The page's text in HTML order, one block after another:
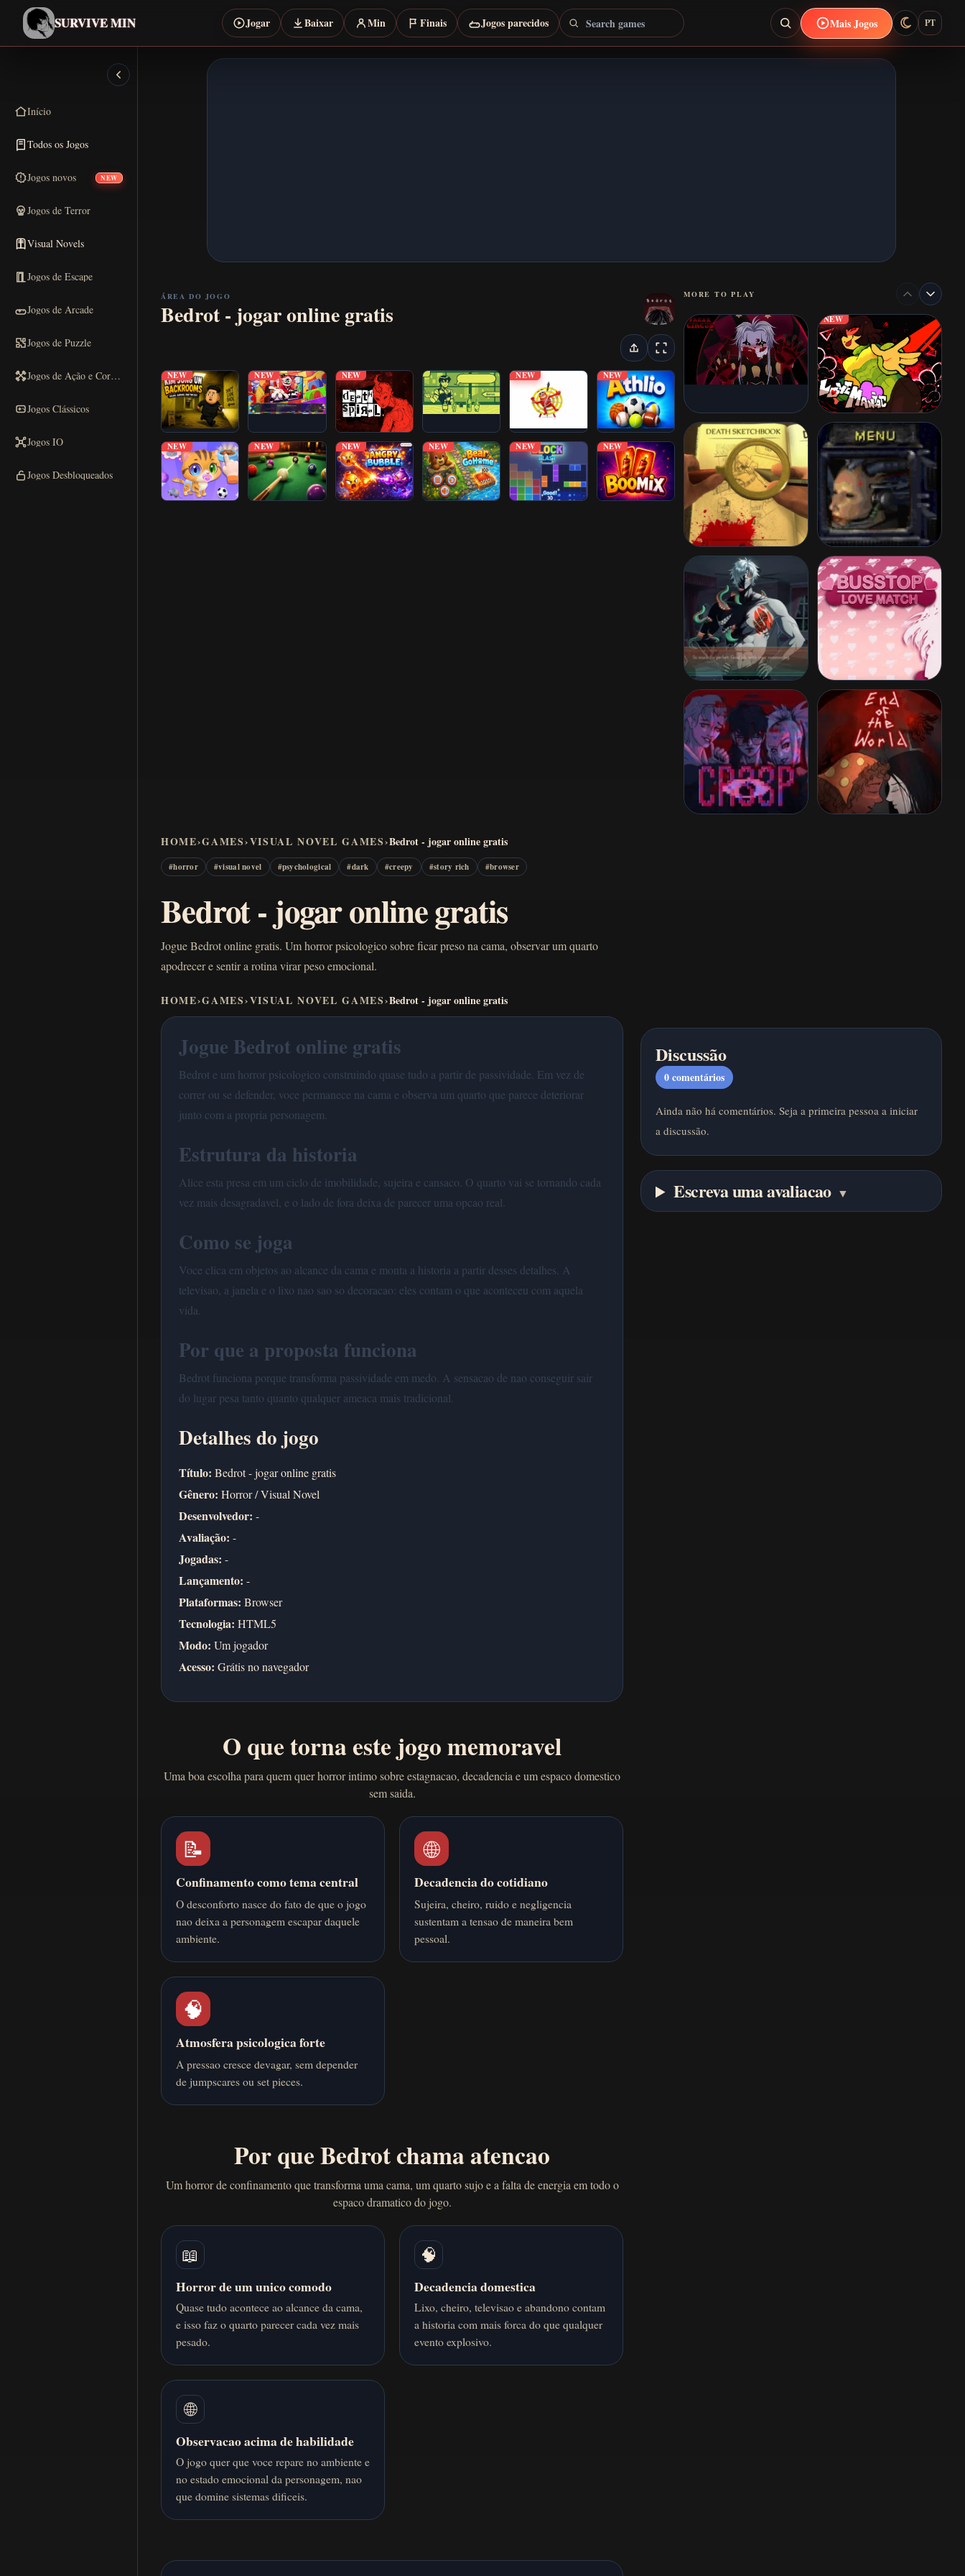
SURVIVE MIN Jogar Baixar Min Finais Jogos parecidos Search games Mais Jogos PT
Início
Todos os Jogos
Jogos novos NEW
Jogos de Terror
Visual Novels
Jogos de Escape
Jogos de Arcade
Jogos de Puzzle
Jogos de Ação e Corrida
Jogos Clássicos
Jogos IO
Jogos Desbloqueados
ÁREA DO JOGO
Bedrot - jogar online gratis
NEW NEW NEW NEW NEW
NEW NEW NEW NEW NEW NEW
MORE TO PLAY
NEW
HOME›GAMES›VISUAL NOVEL GAMES›Bedrot - jogar online gratis
#horror #visual novel #psychological #dark #creepy #story rich #browser
Bedrot - jogar online gratis
Jogue Bedrot online gratis. Um horror psicologico sobre ficar preso na cama, observar um quarto
apodrecer e sentir a rotina virar peso emocional.
HOME›GAMES›VISUAL NOVEL GAMES›Bedrot - jogar online gratis
Jogue Bedrot online gratis
Bedrot e um horror psicologico construindo quase tudo a partir de passividade. Em vez de
correr ou se defender, voce permanece na cama e observa um quarto que parece deteriorar
junto com a propria personagem.
Estrutura da historia
Alice esta presa em um ciclo de imobilidade, sujeira e cansaco. O quarto vai se tornando cada
vez mais desagradavel, e o lado de fora deixa de parecer uma opcao real.
Como se joga
Voce clica em objetos ao alcance da cama e monta a historia a partir desses detalhes. A
televisao, a janela e o lixo nao sao so decoracao: eles contam o que aconteceu com aquela
vida.
Por que a proposta funciona
Bedrot funciona porque transforma passividade em medo. A sensacao de nao conseguir sair
do lugar pesa tanto quanto qualquer ameaca mais tradicional.
Detalhes do jogo
Título: Bedrot - jogar online gratis
Gênero: Horror / Visual Novel
Desenvolvedor: -
Avaliação: -
Jogadas: -
Lançamento: -
Plataformas: Browser
Tecnologia: HTML5
Modo: Um jogador
Acesso: Grátis no navegador
Discussão
0comentários
Ainda não há comentários. Seja a primeira pessoa a iniciar
a discussão.
Escreva uma avaliacao ▼
O que torna este jogo memoravel
Uma boa escolha para quem quer horror intimo sobre estagnacao, decadencia e um espaco domestico
sem saida.
📝
Confinamento como tema central
O desconforto nasce do fato de que o jogo
nao deixa a personagem escapar daquele
ambiente.
🌐
Decadencia do cotidiano
Sujeira, cheiro, ruido e negligencia
sustentam a tensao de maneira bem
pessoal.
🧠
Atmosfera psicologica forte
A pressao cresce devagar, sem depender
de jumpscares ou set pieces.
Por que Bedrot chama atencao
Um horror de confinamento que transforma uma cama, um quarto sujo e a falta de energia em todo o
espaco dramatico do jogo.
📖
Horror de um unico comodo
Quase tudo acontece ao alcance da cama,
e isso faz o quarto parecer cada vez mais
pesado.
🧠
Decadencia domestica
Lixo, cheiro, televisao e abandono contam
a historia com mais forca do que qualquer
evento explosivo.
🌐
Observacao acima de habilidade
O jogo quer que voce repare no ambiente e
no estado emocional da personagem, nao
que domine sistemas dificeis.